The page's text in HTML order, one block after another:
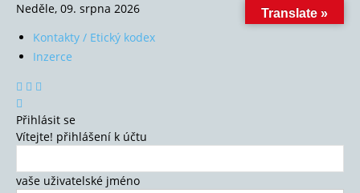
Neděle, 09. srpna 2026
Kontakty / Etický kodex
Inzerce
Přihlásit se
Vítejte! přihlášení k účtu
vaše uživatelské jméno
Translate »